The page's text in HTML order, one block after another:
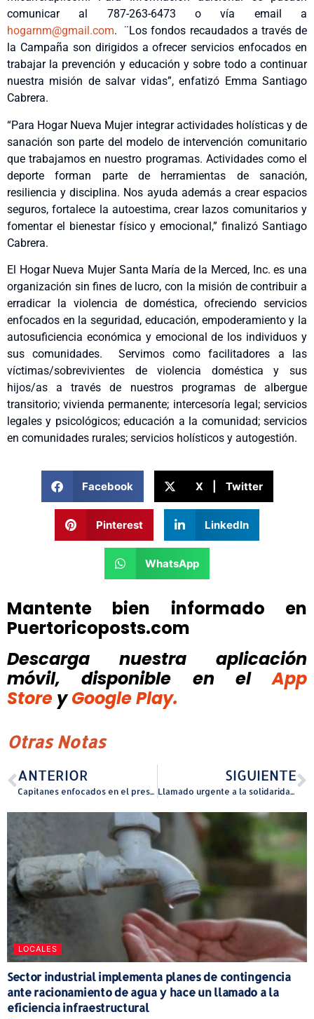
comunicar al 787-263-6473 o vía email a
hogarnm@gmail.com. ¨Los fondos recaudados a través de
la Campaña son dirigidos a ofrecer servicios enfocados en
trabajar la prevención y educación y sobre todo a continuar
nuestra misión de salvar vidas”, enfatizó Emma Santiago
Cabrera.
“Para Hogar Nueva Mujer integrar actividades holísticas y de
sanación son parte del modelo de intervención comunitario
que trabajamos en nuestro programas. Actividades como el
deporte forman parte de herramientas de sanación,
resiliencia y disciplina. Nos ayuda además a crear espacios
seguros, fortalece la autoestima, crear lazos comunitarios y
fomentar el bienestar físico y emocional,” finalizó Santiago
Cabrera.
El Hogar Nueva Mujer Santa María de la Merced, Inc. es una
organización sin fines de lucro, con la misión de contribuir a
erradicar la violencia de doméstica, ofreciendo servicios
enfocados en la seguridad, educación, empoderamiento y la
autosuficiencia económica y emocional de los individuos y
sus comunidades. Servimos como facilitadores a las
víctimas/sobrevivientes de violencia doméstica y sus
hijos/as a través de nuestros programas de albergue
transitorio; vivienda permanente; intercesoría legal; servicios
legales y psicológicos; educación a la comunidad; servicios
en comunidades rurales; servicios holísticos y autogestión.
Facebook X | Twitter
Pinterest LinkedIn
WhatsApp
Mantente bien informado en
Puertoricoposts.com
Descarga nuestra aplicación
móvil, disponible
en el
App
Store y Google Play.
Otras Notas
ANTERIOR
Capitanes enfocados en el presente y en el futuro del equipo
SIGUIENTE
Llamado urgente a la solidaridad: la Carrera de los Trineos de Santa en Cataño busca transformar la empatía en acción
LOCALES
Sector industrial implementa planes de contingencia
ante racionamiento de agua y hace un llamado a la
eficiencia infraestructural